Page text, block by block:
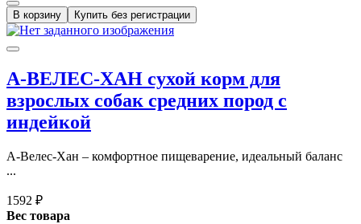
В корзину Купить без регистрации
А-ВЕЛЕС-ХАН сухой корм для
взрослых собак средних пород с
индейкой
А-Велес-Хан – комфортное пищеварение, идеальный баланс
...
1592 ₽
Вес товара